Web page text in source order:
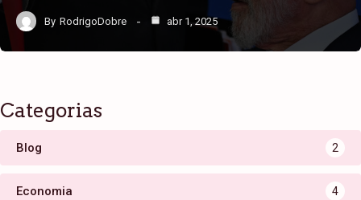
By RodrigoDobre abr 1, 2025
Categorias
Blog 2
Economia 4